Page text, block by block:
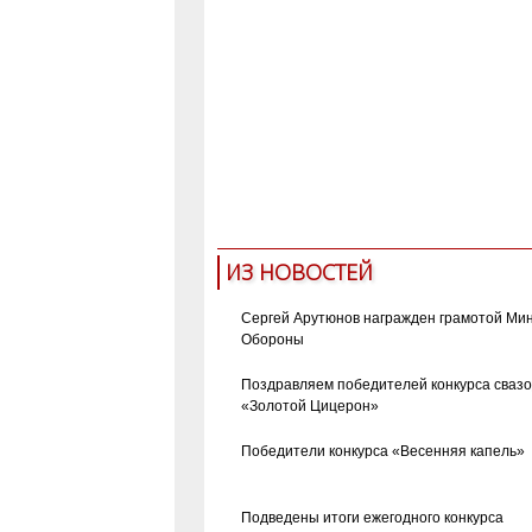
ИЗ НОВОСТЕЙ
Сергей Арутюнов награжден грамотой
Обороны
Поздравляем победителей конкурса
«Золотой Цицерон»
Победители конкурса «Весенняя капель»
Подведены итоги ежегодного конкурса